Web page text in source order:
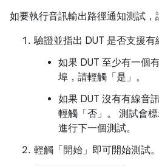
如要執行音訊輸出路徑通知測試，
驗證並指出 DUT 是否支援有
如果 DUT 至少有一個
埠，請輕觸「是」 。
如果 DUT 沒有有線音
輕觸「否」 。 測試會
進行下一個測試。
輕觸「開始」 即可開始測試